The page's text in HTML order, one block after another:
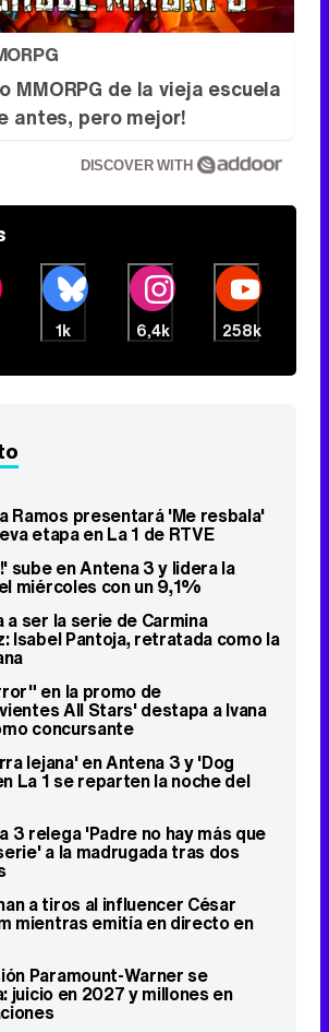
MMORPG de la vieja escuela
antes, pero mejor!
DISCOVER WITH
1k 6,4k 258k
Ramos presentará 'Me resbala'
etapa en La 1 de RTVE
sube en Antena 3 y lidera la
miércoles con un 9,1%
a ser la serie de Carmina
Isabel Pantoja, retratada como la
en la promo de
All Stars' destapa a Ivana
concursante
lejana' en Antena 3 y 'Dog
La 1 se reparten la noche del
3 relega 'Padre no hay más que
a la madrugada tras dos
a tiros al influencer César
mientras emitía en directo en
Paramount-Warner se
juicio en 2027 y millones en